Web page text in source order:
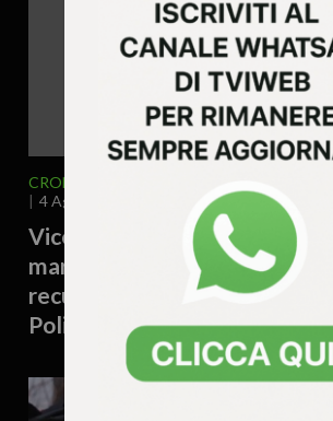
CRONACA
4 Agosto 2026 - 17.19
Vicenza – Tiene cinque
marijuana sul davanzale di
recuperate dai rifiuti e
Polizia Locale